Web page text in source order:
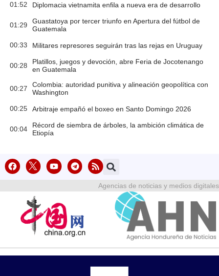
01:52 Diplomacia vietnamita enfila a nueva era de desarrollo
01:29
Guastatoya por tercer triunfo en Apertura del fútbol de
Guatemala
00:33 Militares represores seguirán tras las rejas en Uruguay
00:28
Platillos, juegos y devoción, abre Feria de Jocotenango
en Guatemala
00:27
Colombia: autoridad punitiva y alineación geopolítica con
Washington
00:25 Arbitraje empañó el boxeo en Santo Domingo 2026
00:04
Récord de siembra de árboles, la ambición climática de
Etiopía
Agencias de noticias y medios digitales